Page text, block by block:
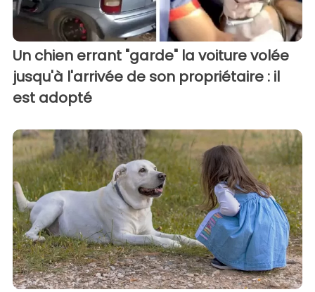
Un chien errant "garde" la voiture volée
jusqu'à l'arrivée de son propriétaire : il
est adopté